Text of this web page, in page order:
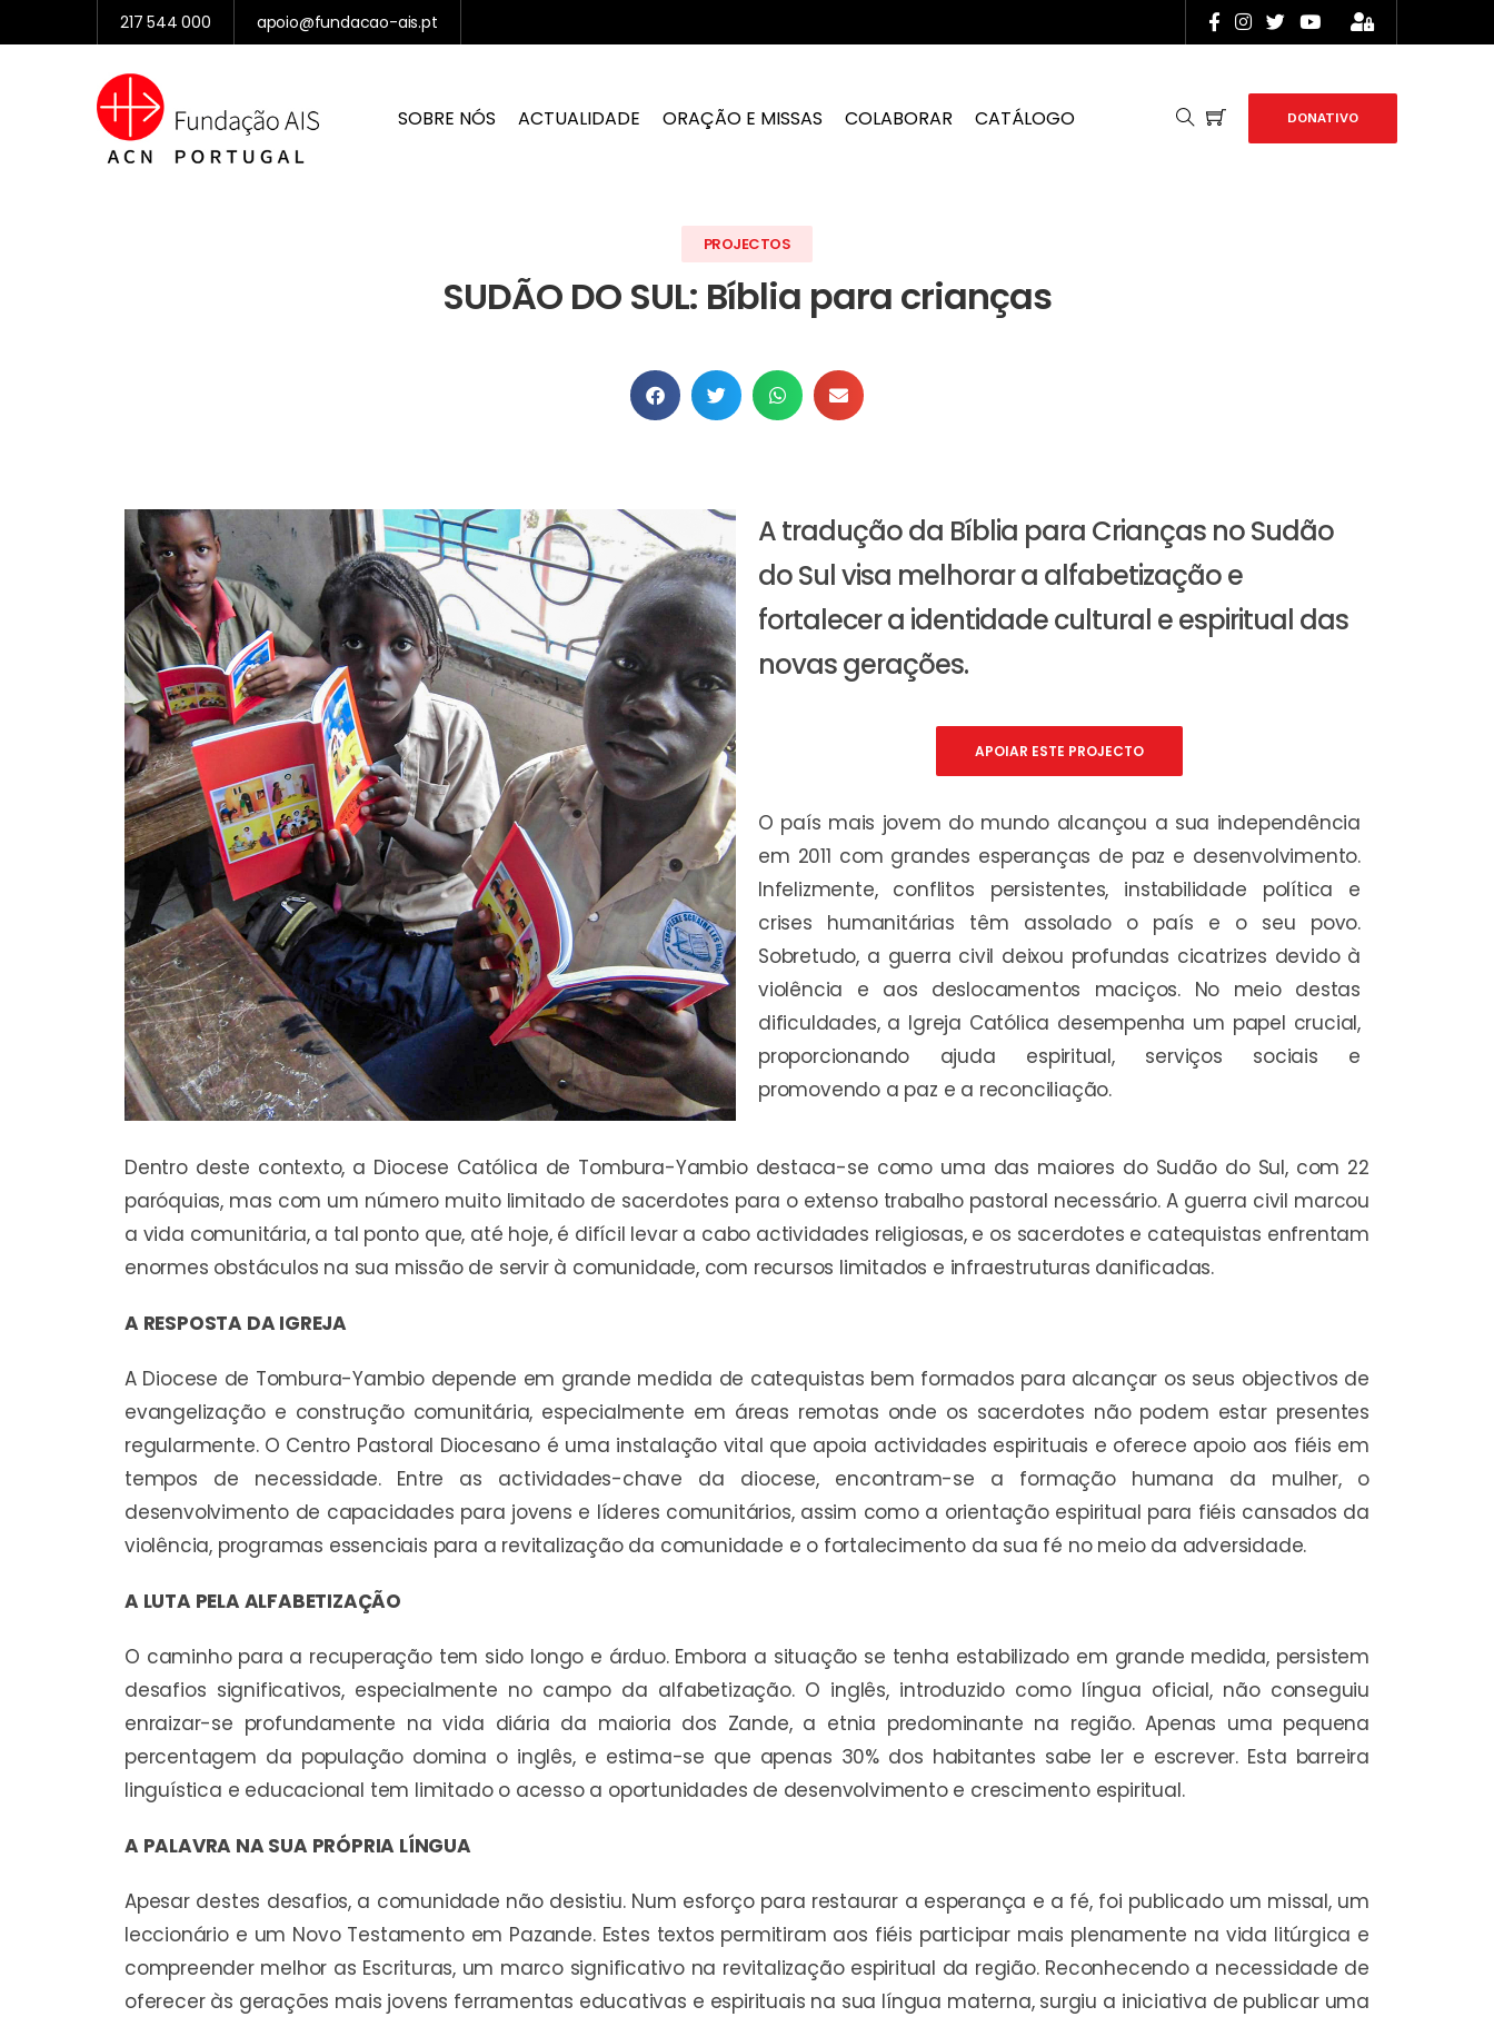
217 544 000 apoio@fundacao-ais.pt
SOBRE NÓS ACTUALIDADE ORAÇÃO E MISSAS COLABORAR CATÁLOGO DONATIVO
PROJECTOS
SUDÃO DO SUL: Bíblia para crianças
A tradução da Bíblia para Crianças no Sudão
do Sul visa melhorar a alfabetização e
fortalecer a identidade cultural e espiritual das
novas gerações.
APOIAR ESTE PROJECTO
O país mais jovem do mundo alcançou a sua independência
em 2011 com grandes esperanças de paz e desenvolvimento.
Infelizmente, conflitos persistentes, instabilidade política e
crises humanitárias têm assolado o país e o seu povo.
Sobretudo, a guerra civil deixou profundas cicatrizes devido à
violência e aos deslocamentos maciços. No meio destas
dificuldades, a Igreja Católica desempenha um papel crucial,
proporcionando ajuda espiritual, serviços sociais e
promovendo a paz e a reconciliação.
Dentro deste contexto, a Diocese Católica de Tombura-Yambio destaca-se como uma das maiores do Sudão do Sul, com 22
paróquias, mas com um número muito limitado de sacerdotes para o extenso trabalho pastoral necessário. A guerra civil marcou
a vida comunitária, a tal ponto que, até hoje, é difícil levar a cabo actividades religiosas, e os sacerdotes e catequistas enfrentam
enormes obstáculos na sua missão de servir à comunidade, com recursos limitados e infraestruturas danificadas.
A RESPOSTA DA IGREJA
A Diocese de Tombura-Yambio depende em grande medida de catequistas bem formados para alcançar os seus objectivos de
evangelização e construção comunitária, especialmente em áreas remotas onde os sacerdotes não podem estar presentes
regularmente. O Centro Pastoral Diocesano é uma instalação vital que apoia actividades espirituais e oferece apoio aos fiéis em
tempos de necessidade. Entre as actividades-chave da diocese, encontram-se a formação humana da mulher, o
desenvolvimento de capacidades para jovens e líderes comunitários, assim como a orientação espiritual para fiéis cansados da
violência, programas essenciais para a revitalização da comunidade e o fortalecimento da sua fé no meio da adversidade.
A LUTA PELA ALFABETIZAÇÃO
O caminho para a recuperação tem sido longo e árduo. Embora a situação se tenha estabilizado em grande medida, persistem
desafios significativos, especialmente no campo da alfabetização. O inglês, introduzido como língua oficial, não conseguiu
enraizar-se profundamente na vida diária da maioria dos Zande, a etnia predominante na região. Apenas uma pequena
percentagem da população domina o inglês, e estima-se que apenas 30% dos habitantes sabe ler e escrever. Esta barreira
linguística e educacional tem limitado o acesso a oportunidades de desenvolvimento e crescimento espiritual.
A PALAVRA NA SUA PRÓPRIA LÍNGUA
Apesar destes desafios, a comunidade não desistiu. Num esforço para restaurar a esperança e a fé, foi publicado um missal, um
leccionário e um Novo Testamento em Pazande. Estes textos permitiram aos fiéis participar mais plenamente na vida litúrgica e
compreender melhor as Escrituras, um marco significativo na revitalização espiritual da região. Reconhecendo a necessidade de
oferecer às gerações mais jovens ferramentas educativas e espirituais na sua língua materna, surgiu a iniciativa de publicar uma